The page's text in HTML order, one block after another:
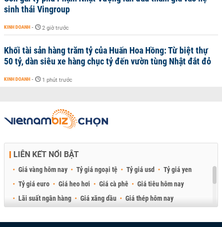
sinh thái Vingroup
KINH DOANH - 2 giờ trước
Khối tài sản hàng trăm tỷ của Huấn Hoa Hồng: Từ biệt thự
50 tỷ, dàn siêu xe hàng chục tỷ đến vườn tùng Nhật đắt đỏ
KINH DOANH - 1 phút trước
LIÊN KẾT NỔI BẬT
Giá vàng hôm nay Tỷ giá ngoại tệ Tỷ giá usd
Tỷ giá yen
Tỷ giá euro
Giá heo hơi Giá cà phê
Giá tiêu hôm nay
Lãi suất ngân hàng
Giá xăng dầu
Giá thép hôm nay